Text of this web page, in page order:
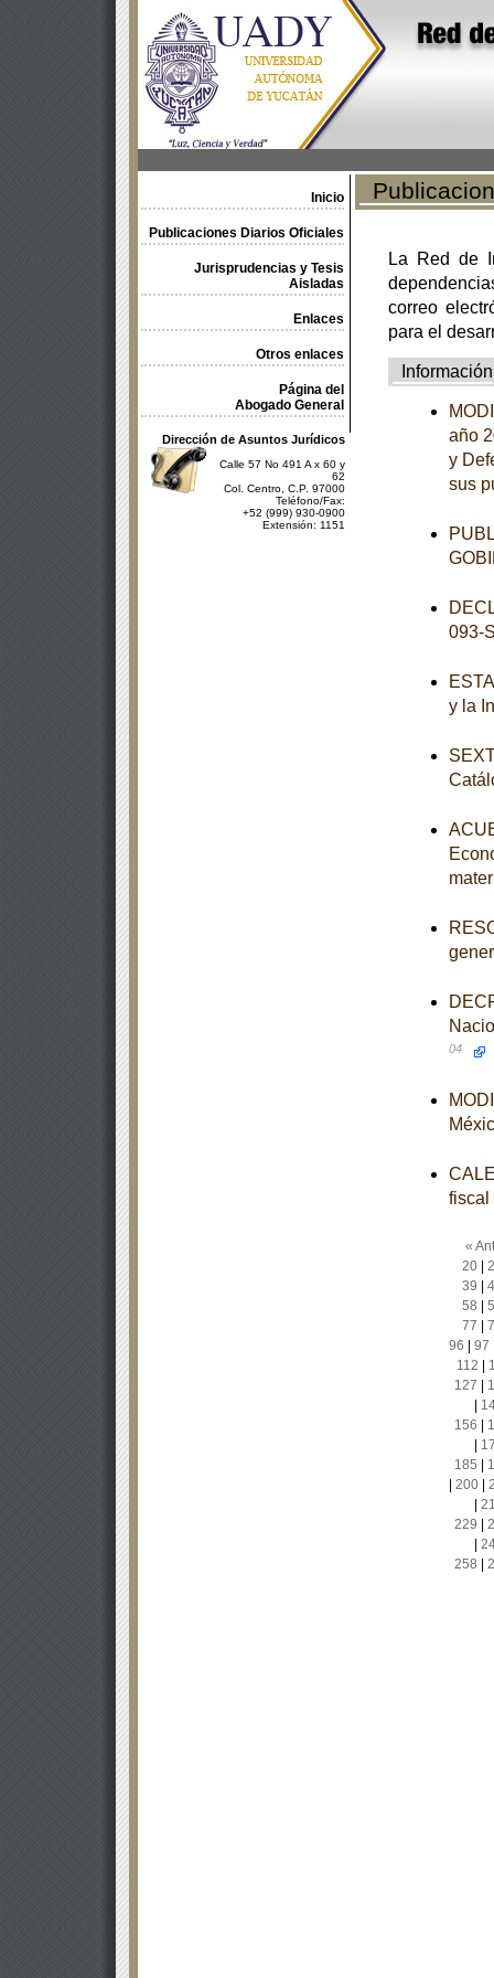
Inicio
Publicaciones Diarios Oficiales
Jurisprudencias y Tesis
Aisladas
Enlaces
Otros enlaces
Página del
Abogado General
Dirección de Asuntos Jurídicos
Calle 57 No 491 A x 60 y
62
Col. Centro, C.P. 97000
Teléfono/Fax:
+52 (999) 930-0900
Extensión: 1151
La Red de
correo
para el
Información
año
y
sus
093-
y la
04
fiscal
«
20|
39
58
77
96
97
112
127
156
185
200|
229
258